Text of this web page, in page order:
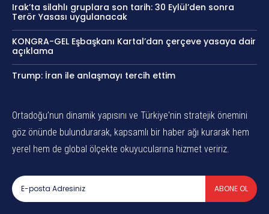
Irak’ta silahlı gruplara son tarih: 30 Eylül’den sonra
Terör Yasası uygulanacak
KONGRA-GEL Eşbaşkanı Kartal’dan çerçeve yasaya dair
açıklama
Trump: İran ile anlaşmayı tercih ettim
Ortadoğu’nun dinamik yapısını ve Türkiye'nin stratejik önemini
göz önünde bulundurarak, kapsamlı bir haber ağı kurarak hem
yerel hem de global ölçekte okuyucularına hizmet veririz.
ABONE OL